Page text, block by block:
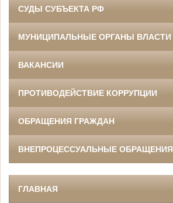
СУДЫ СУБЪЕКТА РФ
МУНИЦИПАЛЬНЫЕ ОРГАНЫ ВЛАСТИ
ВАКАНСИИ
ПРОТИВОДЕЙСТВИЕ КОРРУПЦИИ
ОБРАЩЕНИЯ ГРАЖДАН
ВНЕПРОЦЕССУАЛЬНЫЕ ОБРАЩЕНИЯ
ГЛАВНАЯ